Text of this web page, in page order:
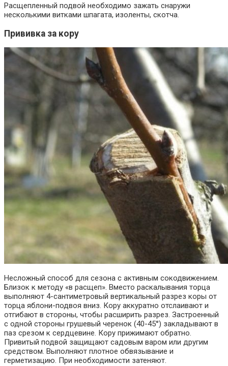
Расщепленный подвой необходимо зажать снаружи
несколькими витками шпагата, изоленты, скотча.
Прививка за кору
Несложный способ для сезона с активным сокодвижением.
Близок к методу «в расщеп». Вместо раскалывания торца
выполняют 4-сантиметровый вертикальный разрез коры от
торца яблони-подвоя вниз. Кору аккуратно отслаивают и
отгибают в стороны, чтобы расширить разрез. Застроенный
с одной стороны грушевый черенок (40-45°) закладывают в
паз срезом к сердцевине. Кору прижимают обратно.
Привитый подвой защищают садовым варом или другим
средством. Выполняют плотное обвязывание и
герметизацию. При необходимости затеняют.